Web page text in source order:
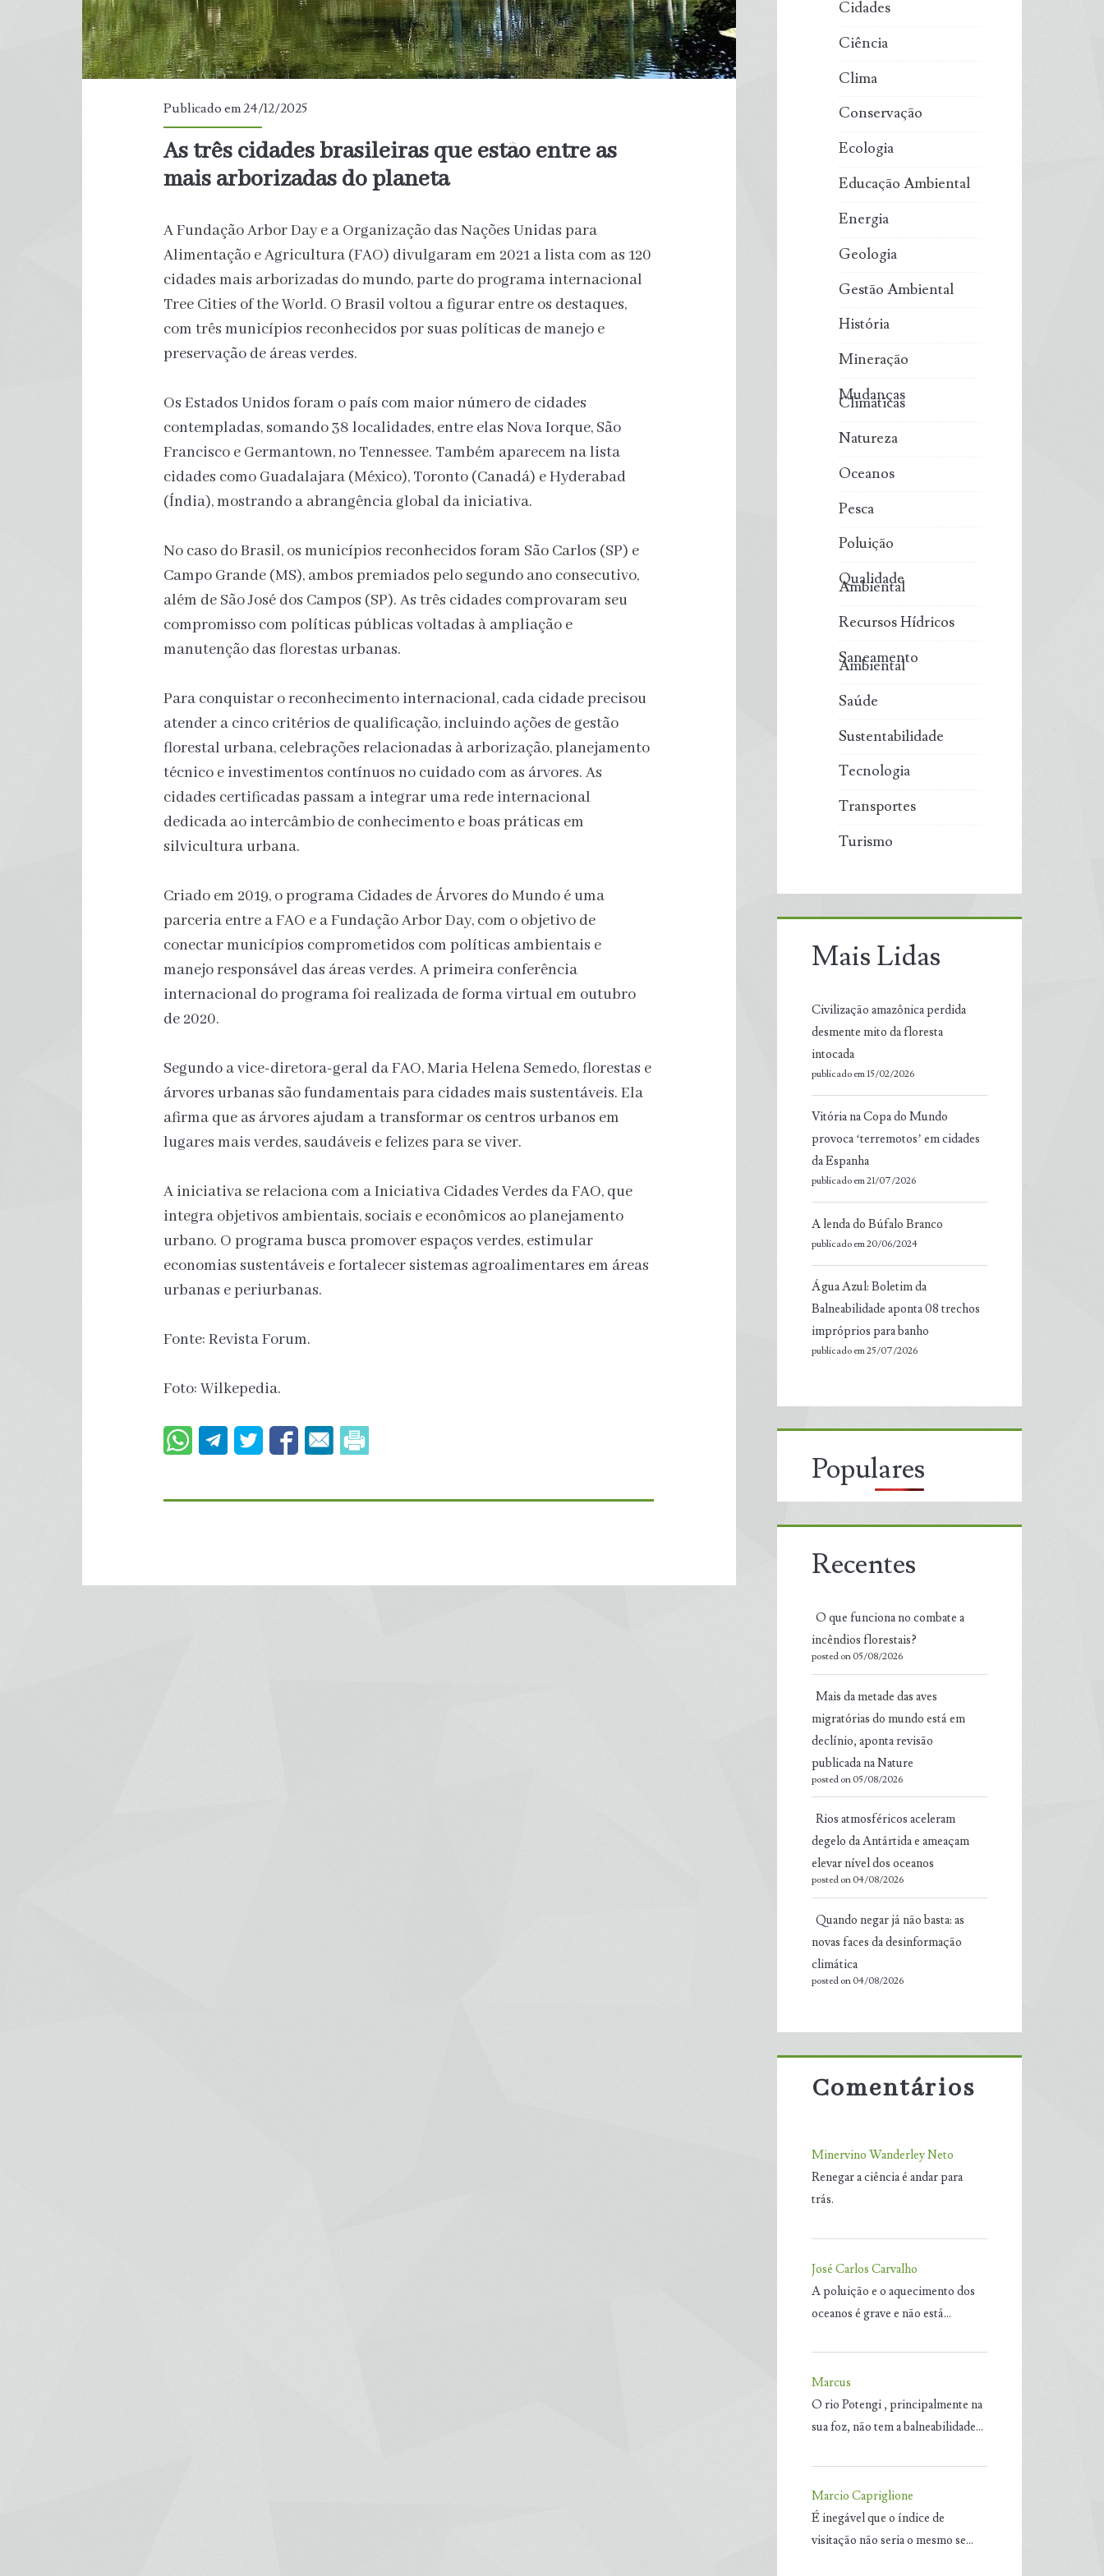
Publicado em 24/12/2025
As três cidades brasileiras que estão entre as
mais arborizadas do planeta
A Fundação Arbor Day e a Organização das Nações Unidas para
Alimentação e Agricultura (FAO) divulgaram em 2021 a lista com as 120
cidades mais arborizadas do mundo, parte do programa internacional
Tree Cities of the World. O Brasil voltou a figurar entre os destaques,
com três municípios reconhecidos por suas políticas de manejo e
preservação de áreas verdes.
Os Estados Unidos foram o país com maior número de cidades
contempladas, somando 38 localidades, entre elas Nova Iorque, São
Francisco e Germantown, no Tennessee. Também aparecem na lista
cidades como Guadalajara (México), Toronto (Canadá) e Hyderabad
(Índia), mostrando a abrangência global da iniciativa.
No caso do Brasil, os municípios reconhecidos foram São Carlos (SP) e
Campo Grande (MS), ambos premiados pelo segundo ano consecutivo,
além de São José dos Campos (SP). As três cidades comprovaram seu
compromisso com políticas públicas voltadas à ampliação e
manutenção das florestas urbanas.
Para conquistar o reconhecimento internacional, cada cidade precisou
atender a cinco critérios de qualificação, incluindo ações de gestão
florestal urbana, celebrações relacionadas à arborização, planejamento
técnico e investimentos contínuos no cuidado com as árvores. As
cidades certificadas passam a integrar uma rede internacional
dedicada ao intercâmbio de conhecimento e boas práticas em
silvicultura urbana.
Criado em 2019, o programa Cidades de Árvores do Mundo é uma
parceria entre a FAO e a Fundação Arbor Day, com o objetivo de
conectar municípios comprometidos com políticas ambientais e
manejo responsável das áreas verdes. A primeira conferência
internacional do programa foi realizada de forma virtual em outubro
de 2020.
Segundo a vice-diretora-geral da FAO, Maria Helena Semedo, florestas e
árvores urbanas são fundamentais para cidades mais sustentáveis. Ela
afirma que as árvores ajudam a transformar os centros urbanos em
lugares mais verdes, saudáveis e felizes para se viver.
A iniciativa se relaciona com a Iniciativa Cidades Verdes da FAO, que
integra objetivos ambientais, sociais e econômicos ao planejamento
urbano. O programa busca promover espaços verdes, estimular
economias sustentáveis e fortalecer sistemas agroalimentares em áreas
urbanas e periurbanas.
Fonte: Revista Forum.
Foto: Wilkepedia.
Cidades
Ciência
Clima
Conservação
Ecologia
Educação Ambiental
Energia
Geologia
Gestão Ambiental
História
Mineração
Mudanças
Climáticas
Natureza
Oceanos
Pesca
Poluição
Qualidade
Ambiental
Recursos Hídricos
Saneamento
Ambiental
Saúde
Sustentabilidade
Tecnologia
Transportes
Turismo
Mais Lidas
Civilização amazônica perdida
desmente mito da floresta
intocada
publicado em 15/02/2026
Vitória na Copa do Mundo
provoca ‘terremotos’ em cidades
da Espanha
publicado em 21/07/2026
A lenda do Búfalo Branco
publicado em 20/06/2024
Água Azul: Boletim da
Balneabilidade aponta 08 trechos
impróprios para banho
publicado em 25/07/2026
Populares
Recentes
O que funciona no combate a
incêndios florestais?
posted on 05/08/2026
Mais da metade das aves
migratórias do mundo está em
declínio, aponta revisão
publicada na Nature
posted on 05/08/2026
Rios atmosféricos aceleram
degelo da Antártida e ameaçam
elevar nível dos oceanos
posted on 04/08/2026
Quando negar já não basta: as
novas faces da desinformação
climática
posted on 04/08/2026
Comentários
Minervino Wanderley Neto
Renegar a ciência é andar para
trás.
José Carlos Carvalho
A poluição e o aquecimento dos
oceanos é grave e não está…
Marcus
O rio Potengi , principalmente na
sua foz, não tem a balneabilidade…
Marcio Capriglione
É inegável que o índice de
visitação não seria o mesmo se…